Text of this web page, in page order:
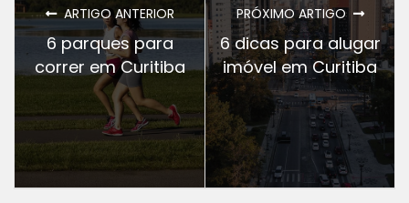
ARTIGO ANTERIOR
6 parques para
correr em Curitiba
PRÓXIMO ARTIGO
6 dicas para alugar
imóvel em Curitiba